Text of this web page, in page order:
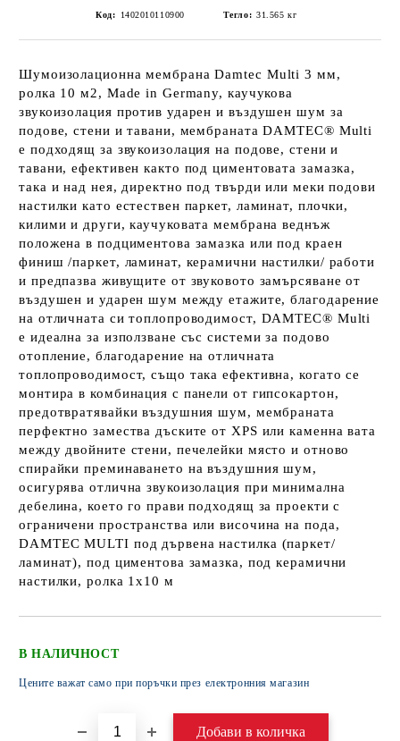
Код: 1402010110900 Тегло: 31.565 кг
Шумоизолационна мембрана Damtec Multi 3 мм,
ролка 10 м2, Made in Germany, каучукова
звукоизолация против ударен и въздушен шум за
подове, стени и тавани, мембраната DAMTEC® Multi
е подходящ за звукоизолация на подове, стени и
тавани, ефективен както под циментовата замазка,
така и над нея, директно под твърди или меки подови
настилки като естествен паркет, ламинат, плочки,
килими и други, каучуковата мембрана веднъж
положена в подциментова замазка или под краен
финиш /паркет, ламинат, керамични настилки/ работи
и предпазва живущите от звуковото замърсяване от
въздушен и ударен шум между етажите, благодарение
на отличната си топлопроводимост, DAMTEC® Multi
е идеална за използване със системи за подово
отопление, благодарение на отличната
топлопроводимост, също така ефективна, когато се
монтира в комбинация с панели от гипсокартон,
предотвратявайки въздушния шум, мембраната
перфектно замества дъските от XPS или каменна вата
между двойните стени, печелейки място и отново
спирайки преминаването на въздушния шум,
осигурява отлична звукоизолация при минимална
дебелина, което го прави подходящ за проекти с
ограничени пространства или височина на пода,
DAMTEC MULTI под дървена настилка (паркет/
ламинат), под циментова замазка, под керамични
настилки, ролка 1х10 м
В НАЛИЧНОСТ
Цените важат само при поръчки през електронния магазин